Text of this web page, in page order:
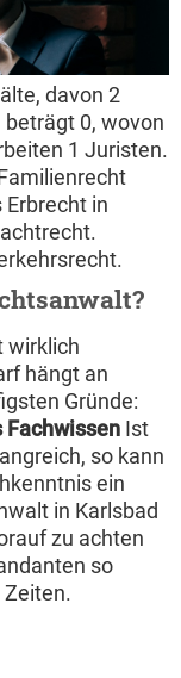
davon 2
0, wovon
1 Juristen.
in
wirklich
hängt an
Gründe:
Fachwissen Ist
so kann
ein
in Karlsbad
zu achten
so